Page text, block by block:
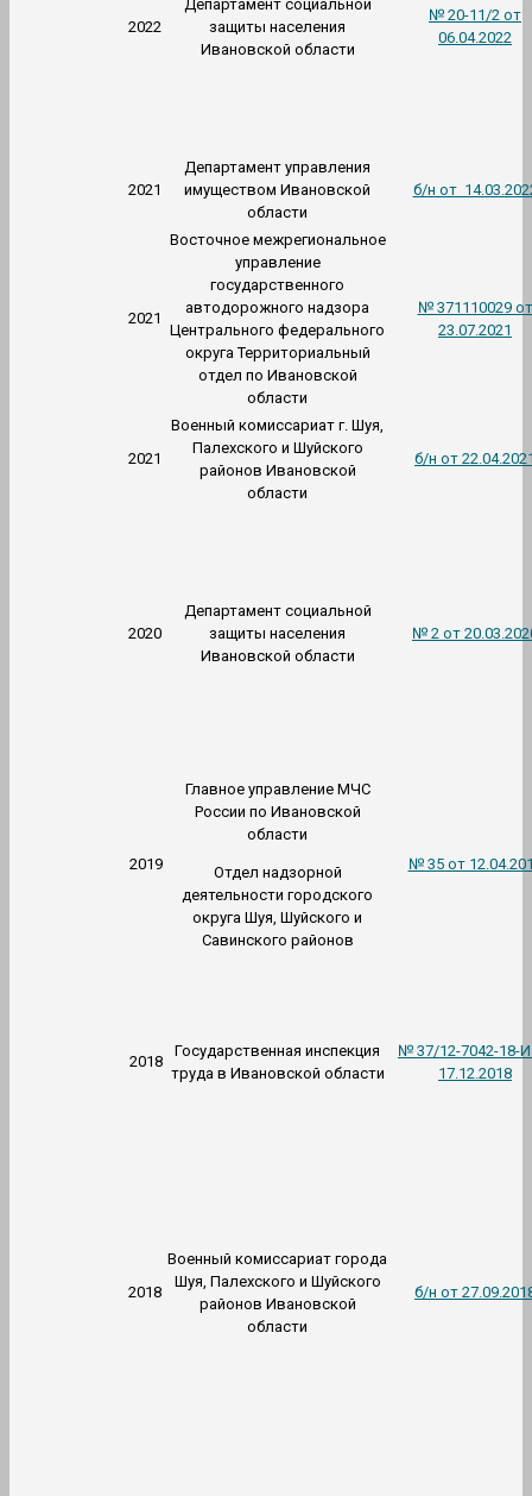
2022
Департамент социальной
защиты населения
Ивановской области
№ 20-11/2 от
06.04.2022
2021
Департамент управления
имуществом Ивановской
области
б/н от
2021
Восточное межрегиональное
управление
государственного
автодорожного надзора
Центрального федерального
округа Территориальный
отдел по Ивановской
области
№ 371110029 от
23.07.2021
2021
Военный комиссариат г. Шуя,
Палехского и Шуйского
районов Ивановской
области
б/н от
2020
Департамент социальной
защиты населения
Ивановской области
№ 2 от
2019
Главное управление МЧС
России по Ивановской
области
Отдел надзорной
деятельности городского
округа Шуя, Шуйского и
Савинского районов
№ 35 от
2018
Государственная инспекция
труда в Ивановской области
№ 37/12-7042-18-
17.12.2018
2018
Военный комиссариат города
Шуя, Палехского и Шуйского
районов Ивановской
области
б/н от